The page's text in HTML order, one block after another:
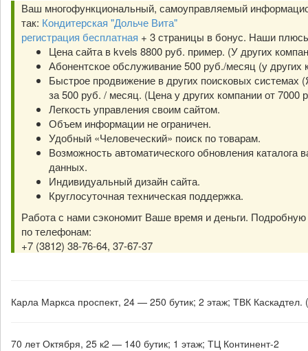
Ваш многофункциональный, самоуправляемый
так: Кондитерская "Дольче Вита"
регистрация бесплатная + 3 страницы в бонус. Наши
Цена сайта в kvels 8800 руб. пример. (У других
Абонентское обслуживание 500 руб./месяц (у других
Быстрое продвижение в других поисковых системах
за 500 руб. / месяц. (Цена у других компании от 7000
Легкость управления своим сайтом.
Объем информации не ограничен.
Удобный «Человеческий» поиск по товарам.
Возможность автоматического обновления каталога
данных.
Индивидуальный дизайн сайта.
Круглосуточная техническая поддержка.
Работа с нами сэкономит Ваше время и деньги.
по телефонам:
+7 (3812) 38-76-64, 37-67-37
Карла Маркса проспект, 24 — 250 бутик; 2 этаж; ТВК Каскадтел.
70 лет Октября, 25 к2 — 140 бутик; 1 этаж; ТЦ Континент-2